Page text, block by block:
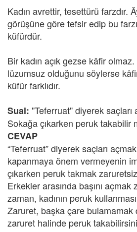
Kadın avrettir, tesettürü farzdır.
görüşüne göre tefsir edip bu
küfürdür.
Bir kadın açık gezse kâfir
lüzumsuz olduğunu söylerse
küfür farklıdır.
Sual: "Teferruat" diyerek
Sokağa çıkarken peruk takabilir
CEVAP
“Teferruat” diyerek saçları
kapanmaya önem vermeyenin
çıkarken peruk takmak
Erkekler arasında başını
zaman, kadının peruk
Zaruret, başka çare bulamamak
zaruret halinde peruk